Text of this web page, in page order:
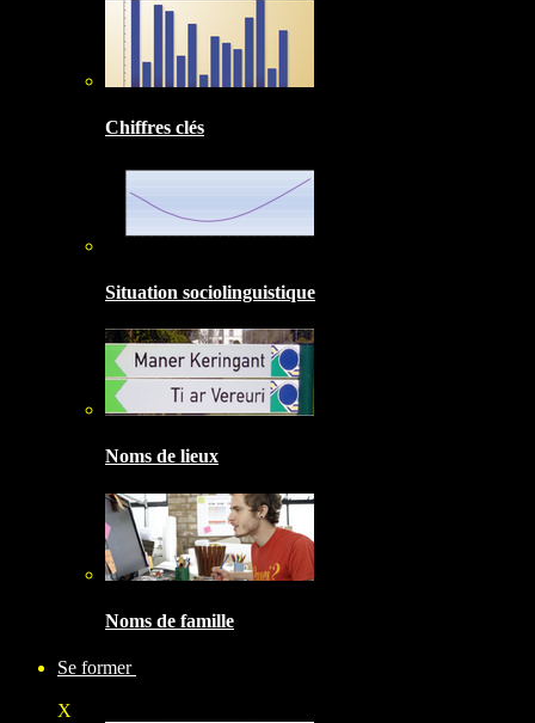
Chiffres clés
Situation sociolinguistique
Noms de lieux
Noms de famille
Se former
X